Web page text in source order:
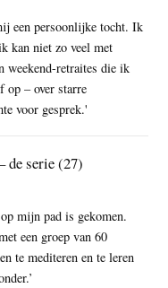
een persoonlijke tocht. Ik
kan niet zo veel met
weekend-retraites die ik
op – over starre
voor gesprek.'
de serie (27)
mijn pad is gekomen.
een groep van 60
te mediteren en te leren